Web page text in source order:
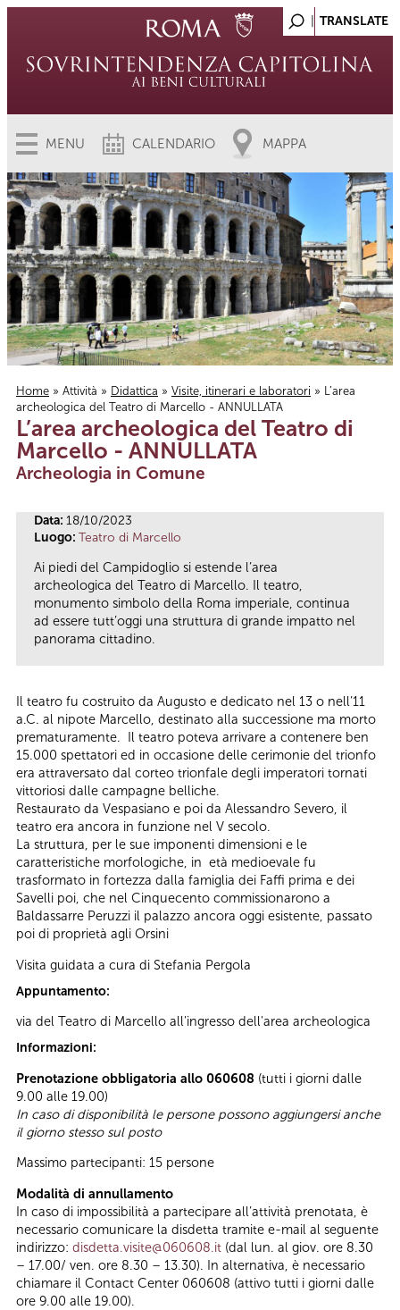
MENU CALENDARIO MAPPA
Tu sei qui
Home » Attività » Didattica » Visite, itinerari e laboratori » L’area
archeologica del Teatro di Marcello - ANNULLATA
L’area archeologica del Teatro di
Marcello - ANNULLATA
Archeologia in Comune
Data: 18/10/2023
Luogo: Teatro di Marcello
Ai piedi del Campidoglio si estende l’area
archeologica del Teatro di Marcello. Il teatro,
monumento simbolo della Roma imperiale, continua
ad essere tutt’oggi una struttura di grande impatto nel
panorama cittadino.
Il teatro fu costruito da Augusto e dedicato nel 13 o nell’11
a.C. al nipote Marcello, destinato alla successione ma morto
prematuramente. Il teatro poteva arrivare a contenere ben
15.000 spettatori ed in occasione delle cerimonie del trionfo
era attraversato dal corteo trionfale degli imperatori tornati
vittoriosi dalle campagne belliche.
Restaurato da Vespasiano e poi da Alessandro Severo, il
teatro era ancora in funzione nel V secolo.
La struttura, per le sue imponenti dimensioni e le
caratteristiche morfologiche, in età medioevale fu
trasformato in fortezza dalla famiglia dei Faffi prima e dei
Savelli poi, che nel Cinquecento commissionarono a
Baldassarre Peruzzi il palazzo ancora oggi esistente, passato
poi di proprietà agli Orsini
Visita guidata a cura di Stefania Pergola
Appuntamento:
via del Teatro di Marcello all'ingresso dell'area archeologica
Informazioni:
Prenotazione obbligatoria allo 060608 (tutti i giorni dalle
9.00 alle 19.00)
In caso di disponibilità le persone possono aggiungersi anche
il giorno stesso sul posto
Massimo partecipanti: 15 persone
Modalità di annullamento
In caso di impossibilità a partecipare all’attività prenotata, è
necessario comunicare la disdetta tramite e-mail al seguente
indirizzo: disdetta.visite@060608.it (dal lun. al giov. ore 8.30
– 17.00/ ven. ore 8.30 – 13.30). In alternativa, è necessario
chiamare il Contact Center 060608 (attivo tutti i giorni dalle
ore 9.00 alle 19.00).